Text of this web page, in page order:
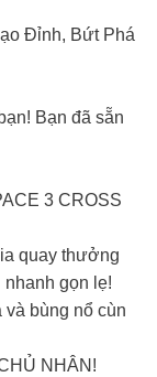
Đỉnh, Bứt Phá
Bạn đã sẵn
3 CROSS
quay thưởng
gọn lẹ!
và bùng nổ cùn
NHÂN!